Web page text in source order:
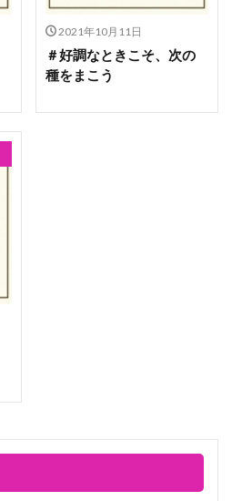
2021年10月11日
＃好調なときこそ、次の
種をまこう